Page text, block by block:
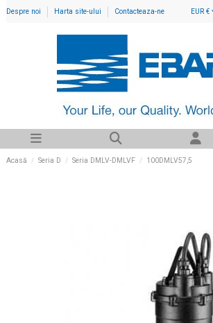
Despre noi Harta site-ului Contacteaza-ne EUR €
Acasă Seria D Seria DMLV-DMLVF 100DMLV57,5